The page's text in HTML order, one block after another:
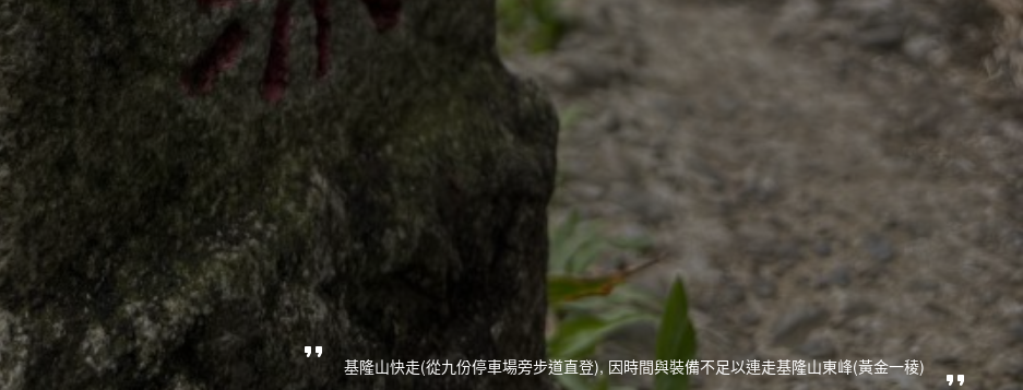
基隆山快走(從九份停車場旁步道直登), 因時間與裝備不足以連走基隆山東峰(黃金一稜)